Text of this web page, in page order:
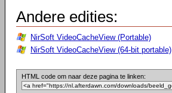
Andere edities:
NirSoft VideoCacheView (Portable)
NirSoft VideoCacheView (64-bit portable)
HTML code om naar deze pagina te linken: